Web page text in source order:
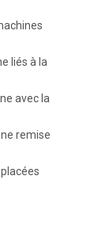
liés à la
avec la
remise